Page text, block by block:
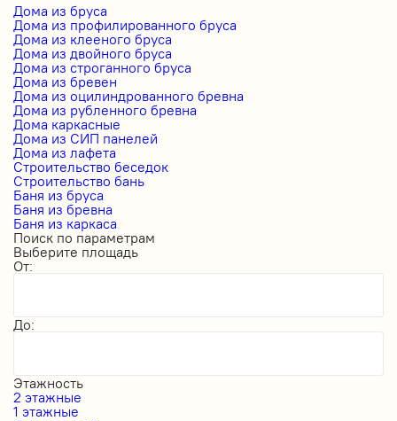
Дома из бруса
Дома из профилированного бруса
Дома из клееного бруса
Дома из двойного бруса
Дома из строганного бруса
Дома из бревен
Дома из оцилиндрованного бревна
Дома из рубленного бревна
Дома каркасные
Дома из СИП панелей
Дома из лафета
Строительство беседок
Строительство бань
Баня из бруса
Баня из бревна
Баня из каркаса
Поиск по параметрам
Выберите площадь
От:
До:
Этажность
2 этажные
1 этажные